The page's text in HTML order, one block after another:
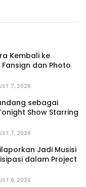
Kembali ke
dan Photo
7, 2026
sebagai
Show Starring
7, 2026
Jadi Musisi
dalam Project
6, 2026